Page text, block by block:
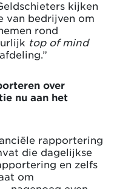
kijken
van bedrijven om
rond
top of mind
over
nu aan het
rapportering
die dagelijkse
en zelfs
om